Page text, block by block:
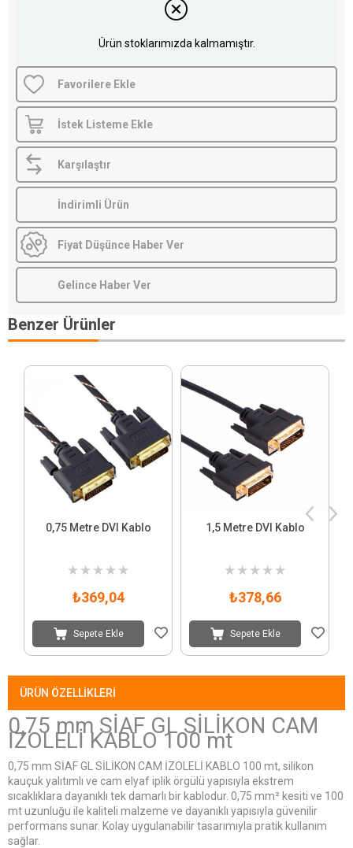
Ürün stoklarımızda kalmamıştır.
Favorilere Ekle
İstek Listeme Ekle
Karşılaştır
İndirimli Ürün
Fiyat Düşünce Haber Ver
Gelince Haber Ver
Benzer Ürünler
0,75 Metre DVI Kablo
★ ★ ★ ★ ★
₺369,04
Sepete Ekle
1,5 Metre DVI Kablo
★ ★ ★ ★ ★
₺378,66
Sepete Ekle
ÜRÜN ÖZELLIKLERI
0,75 mm SİAF GL SİLİKON CAM
İZOLELİ KABLO 100 mt
0,75 mm SİAF GL SİLİKON CAM İZOLELİ KABLO 100 mt, silikon
kauçuk yalıtımlı ve cam elyaf iplik örgülü yapısıyla ekstrem
sıcaklıklara dayanıklı tek damarlı bir kablodur. 0,75 mm² kesiti ve 100
mt uzunluğu ile kaliteli malzeme ve dayanıklı yapısıyla güvenilir
performans sunar. Kolay uygulanabilir tasarımıyla pratik kullanım
sağlar.